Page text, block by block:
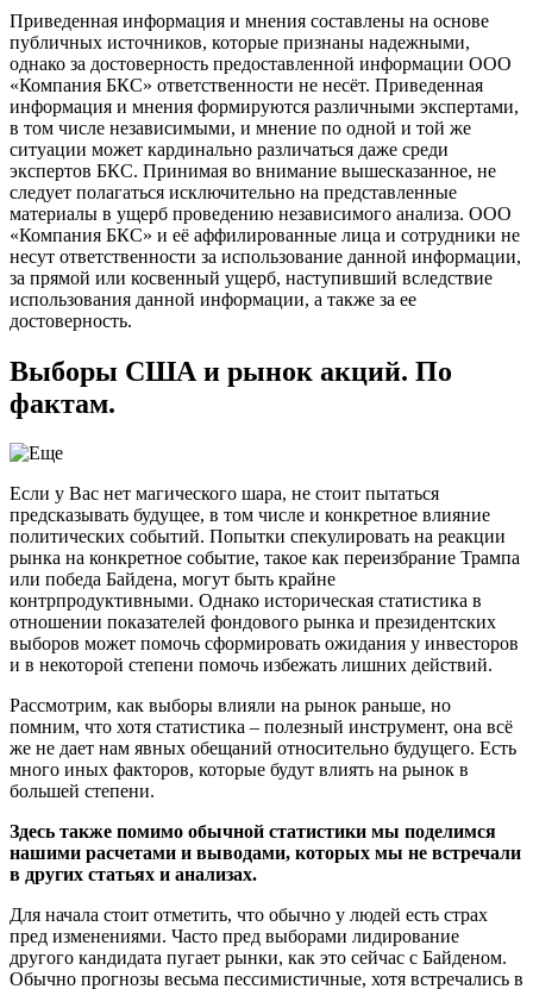
Приведенная информация и мнения составлены на основе
публичных источников, которые признаны надежными,
однако за достоверность предоставленной информации ООО
«Компания БКС» ответственности не несёт. Приведенная
информация и мнения формируются различными экспертами,
в том числе независимыми, и мнение по одной и той же
ситуации может кардинально различаться даже среди
экспертов БКС. Принимая во внимание вышесказанное, не
следует полагаться исключительно на представленные
материалы в ущерб проведению независимого анализа. ООО
«Компания БКС» и её аффилированные лица и сотрудники не
несут ответственности за использование данной информации,
за прямой или косвенный ущерб, наступивший вследствие
использования данной информации, а также за ее
достоверность.
Выборы США и рынок акций. По
фактам.
Если у Вас нет магического шара, не стоит пытаться
предсказывать будущее, в том числе и конкретное влияние
политических событий. Попытки спекулировать на реакции
рынка на конкретное событие, такое как переизбрание Трампа
или победа Байдена, могут быть крайне
контрпродуктивными. Однако историческая статистика в
отношении показателей фондового рынка и президентских
выборов может помочь сформировать ожидания у инвесторов
и в некоторой степени помочь избежать лишних действий.
Рассмотрим, как выборы влияли на рынок раньше, но
помним, что хотя статистика – полезный инструмент, она всё
же не дает нам явных обещаний относительно будущего. Есть
много иных факторов, которые будут влиять на рынок в
большей степени.
Здесь также помимо обычной статистики мы поделимся
нашими расчетами и выводами, которых мы не встречали
в других статьях и анализах.
Для начала стоит отметить, что обычно у людей есть страх
пред изменениями. Часто пред выборами лидирование
другого кандидата пугает рынки, как это сейчас с Байденом.
Обычно прогнозы весьма пессимистичные, хотя встречались в